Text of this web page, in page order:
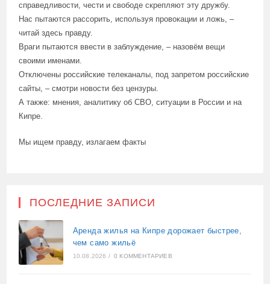
справедливости, чести и свободе скрепляют эту дружбу.
Нас пытаются рассорить, используя провокации и ложь, –
читай здесь правду.
Враги пытаются ввести в заблуждение, – назовём вещи
своими именами.
Отключены российские телеканалы, под запретом российские
сайты, – смотри новости без цензуры.
А также: мнения, аналитику об СВО, ситуации в России и на
Кипре.
Мы ищем правду, излагаем факты
ПОСЛЕДНИЕ ЗАПИСИ
Аренда жилья на Кипре дорожает быстрее,
чем само жильё
10.08.2026 / 0 КОММЕНТАРИЕВ